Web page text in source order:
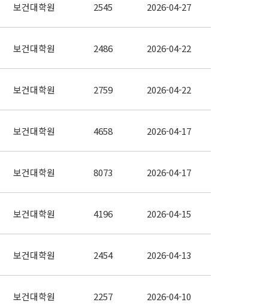
보건대학원 2545 2026-04-27
보건대학원 2486 2026-04-22
보건대학원 2759 2026-04-22
보건대학원 4658 2026-04-17
보건대학원 8073 2026-04-17
보건대학원 4196 2026-04-15
보건대학원 2454 2026-04-13
보건대학원 2257 2026-04-10